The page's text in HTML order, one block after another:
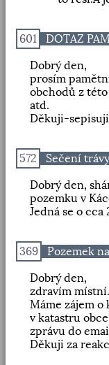
601
DOTAZ
Dobrý den,
prosím
obchodů z
atd.
Děkuji-sepisuji
572
Sečení trávy
Dobrý den,
pozemku v
Jedná se o cca
369
Pozemek
Dobrý den,
zdravím místní.
Máme zájem o
v katastru
zprávu do
Děkuji za